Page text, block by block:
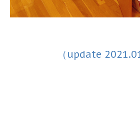
（update